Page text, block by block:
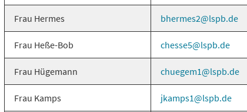
Frau Hermes bhermes2 lspb de
Frau Heße-Bob chesse5 lspb de
Frau Hügemann chuegem1 lspb de
Frau Kamps jkamps1 lspb de